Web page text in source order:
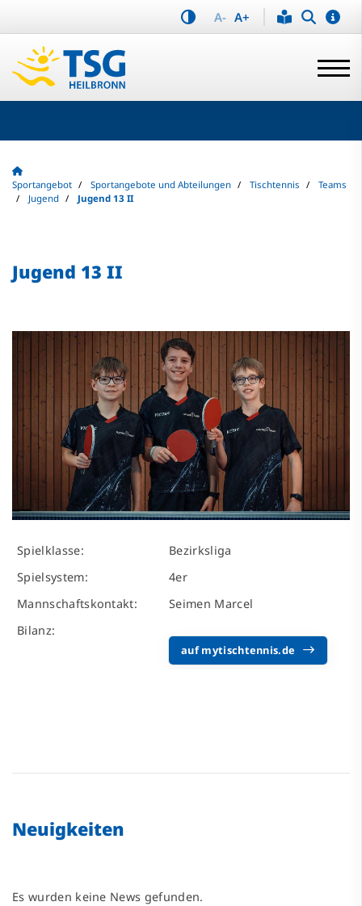
A- A+
Sportangebot Sportangebote und Abteilungen Tischtennis
Teams
Jugend
Jugend 13 II
Jugend 13 II
Spielklasse:
Bezirksliga
Spielsystem:
4er
Mannschaftskontakt:
Seimen Marcel
Bilanz:
auf mytischtennis.de
Neuigkeiten
Es wurden keine News gefunden.